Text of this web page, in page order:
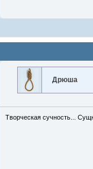
Дрюша
Творческая сучность...